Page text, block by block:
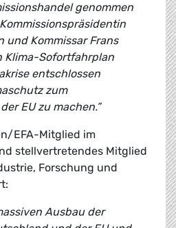
genommen
und Kommissar Frans
Klima-Sofortfahrplan
entschlossen
zum
EU zu machen.”
EFA-Mitglied im
stellvertretendes Mitglied
Forschung und
Ausbau der